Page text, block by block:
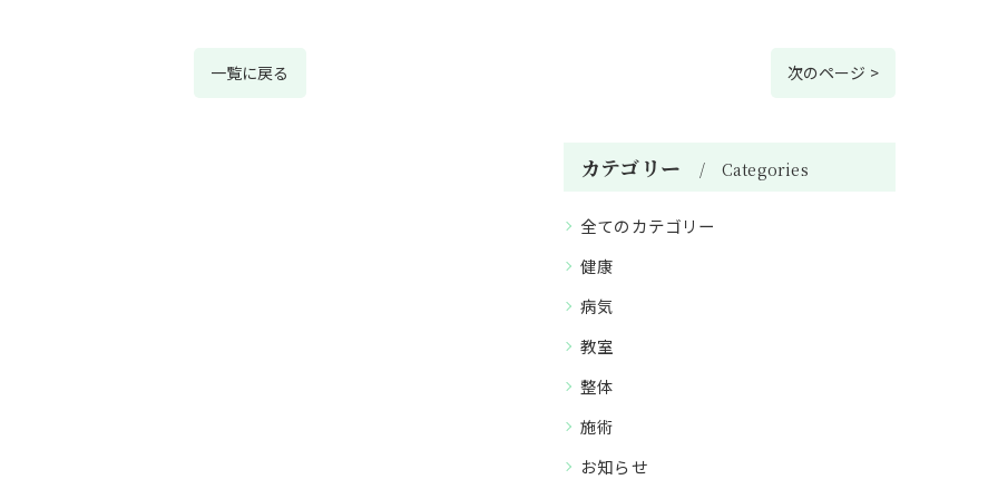
一覧に戻る 次のページ >
カテゴリー Categories
全てのカテゴリー
健康
病気
教室
整体
施術
お知らせ